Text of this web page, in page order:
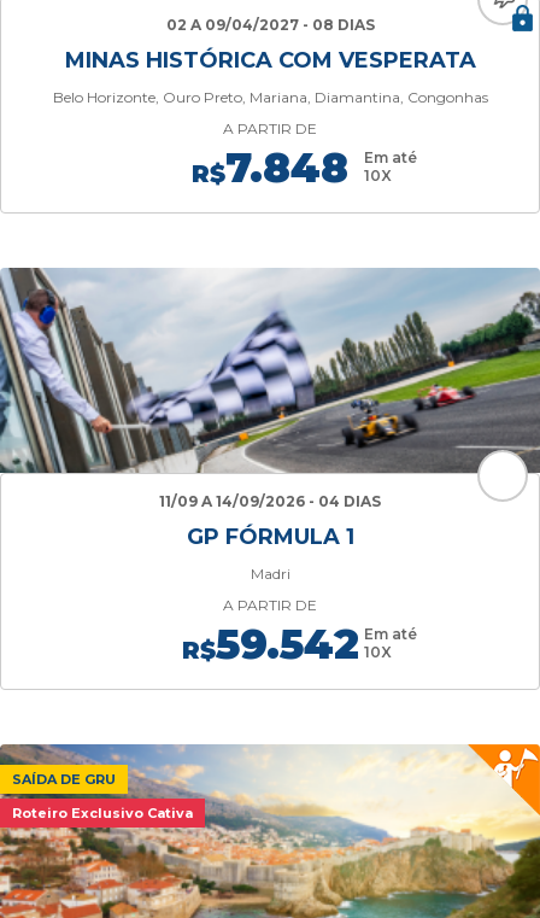
02 A 09/04/2027 - 08 DIAS
MINAS HISTÓRICA COM VESPERATA
Belo Horizonte, Ouro Preto, Mariana, Diamantina, Congonhas
A PARTIR DE
R$7.848
Em até
10X
11/09 A 14/09/2026 - 04 DIAS
GP FÓRMULA 1
Madri
A PARTIR DE
R$59.542 Em até
10X
SAÍDA DE GRU
Roteiro Exclusivo Cativa